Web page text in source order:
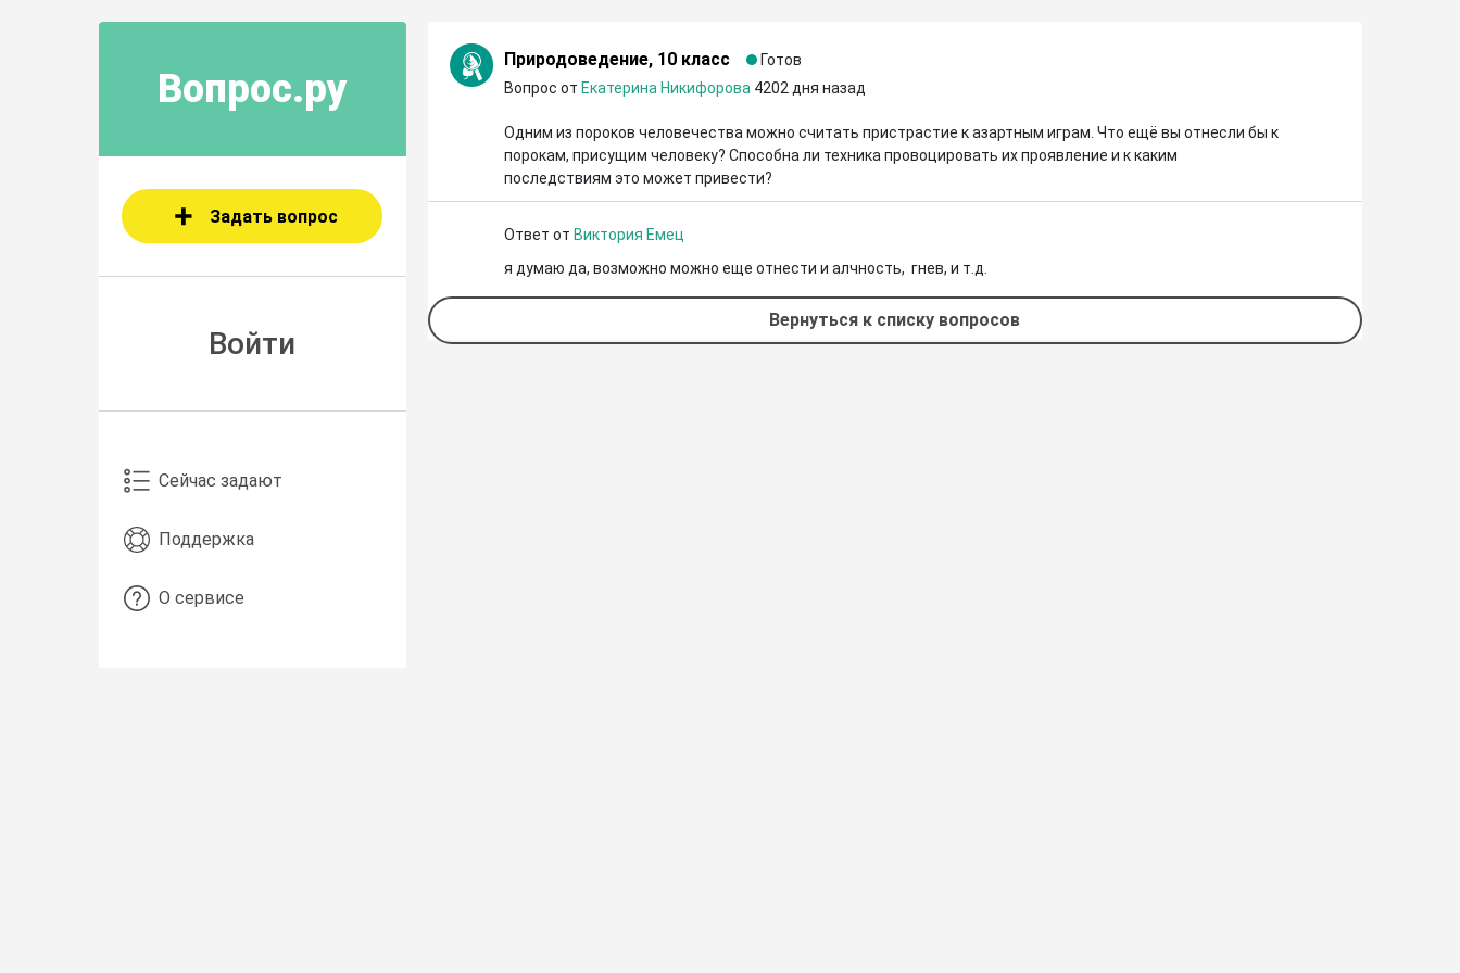
Вопрос.ру
Задать вопрос
Войти
Сейчас задают
Поддержка
О сервисе
Природоведение, 10 класс
Готов
Вопрос от Екатерина Никифорова 4202 дня назад
Одним из пороков человечества можно считать пристрастие к азартным играм. Что ещё вы отнесли бы к
порокам, присущим человеку? Способна ли техника провоцировать их проявление и к каким
последствиям это может привести?
Ответ от Виктория Емец
я думаю да, возможно можно еще отнести и алчность,  гнев, и т.д.
Вернуться к списку вопросов